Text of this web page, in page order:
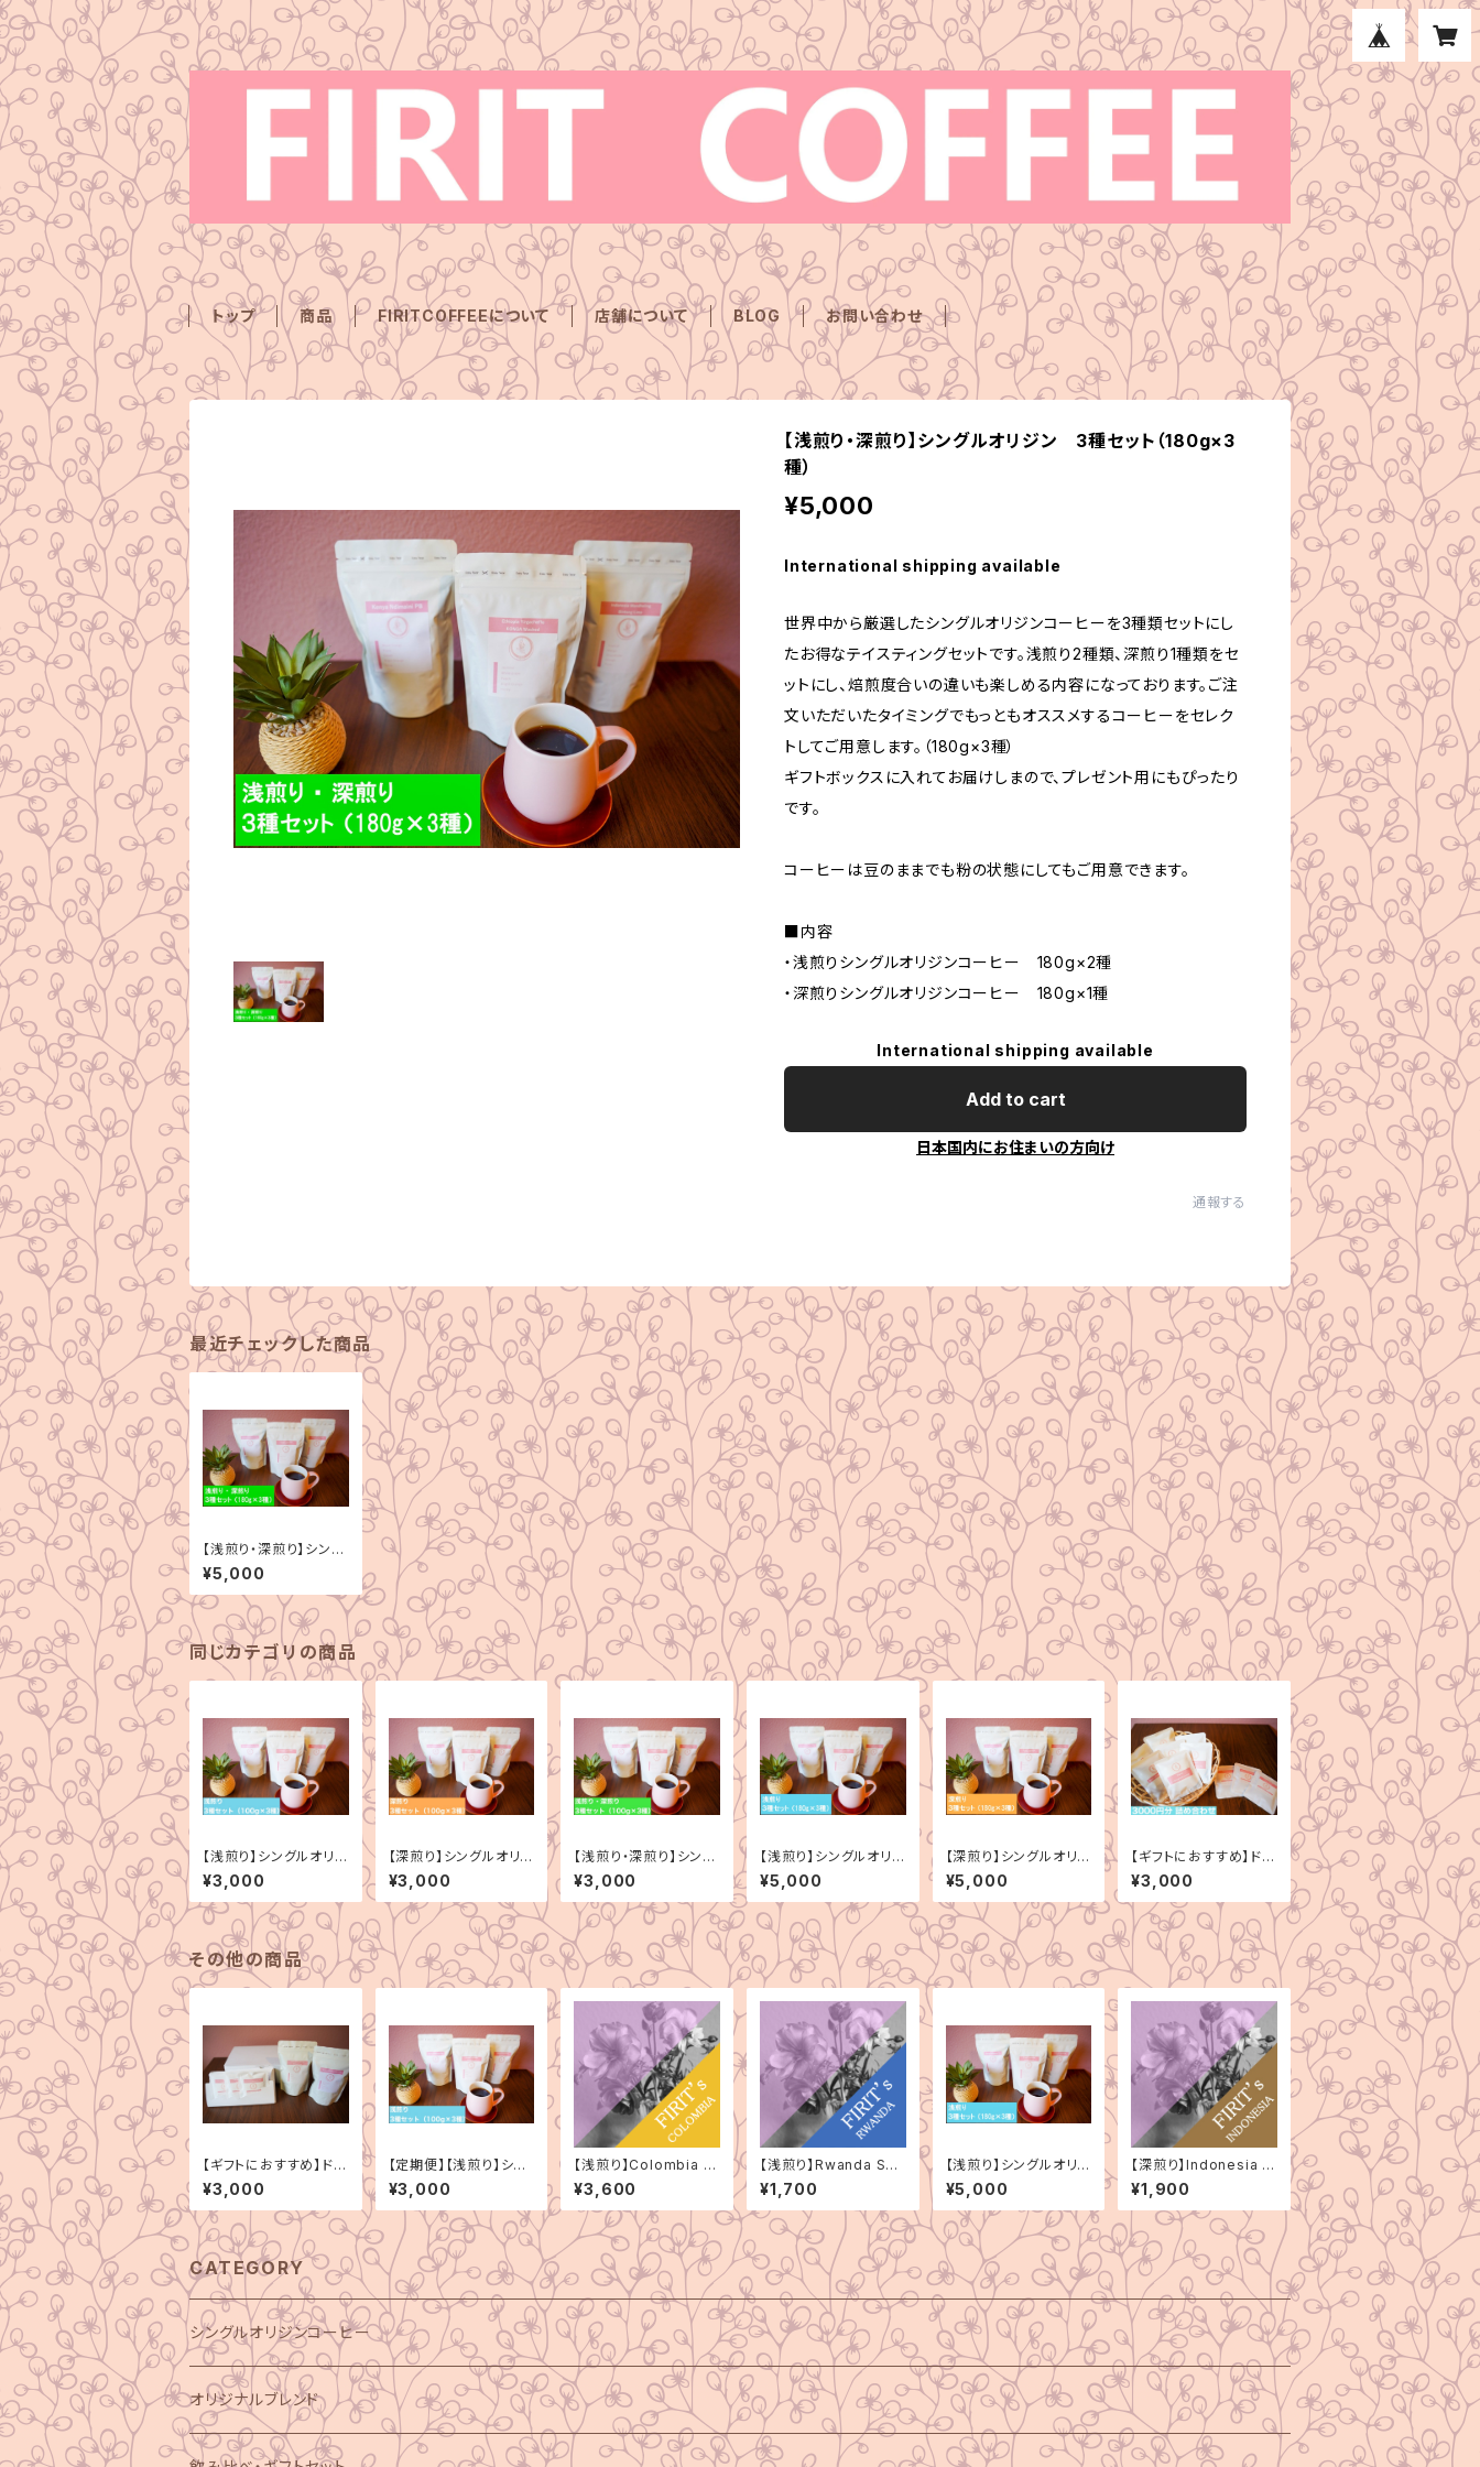
トップ 商品 FIRITCOFFEEについて 店舗について BLOG お問い合わせ
【浅煎り・深煎り】シングルオリジン 3種セット（180g×3
種）
¥5,000
International shipping available
世界中から厳選したシングルオリジンコーヒーを3種類セットにし
たお得なテイスティングセットです。浅煎り2種類、深煎り1種類をセ
ットにし、焙煎度合いの違いも楽しめる内容になっております。ご注
文いただいたタイミングでもっともオススメするコーヒーをセレク
トしてご用意します。（180g×3種）
ギフトボックスに入れてお届けしまので、プレゼント用にもぴったり
です。
コーヒーは豆のままでも粉の状態にしてもご用意できます。
■内容
・浅煎りシングルオリジンコーヒー 180g×2種
・深煎りシングルオリジンコーヒー 180g×1種
International shipping available
Add to cart
日本国内にお住まいの方向け
通報する
最近チェックした商品
【浅煎り・深煎り】シング
ルオリジン 3種セット
（180g×3種）
¥5,000
同じカテゴリの商品
【浅煎り】シングルオリジ
ン 3種セット（100g×
3種）
¥3,000
【深煎り】シングルオリジ
ン 3種セット（100g×
3種）
¥3,000
【浅煎り・深煎り】シング
ルオリジン 3種セット
（100g×3種）
¥3,000
【浅煎り】シングルオリジ
ン 3種セット（180g×
3種）
¥5,000
【深煎り】シングルオリジ
ン 3種セット（180g×
3種）
¥5,000
【ギフトにおすすめ】ドリ
ップバック詰め合わせ
（3000円分）
¥3,000
その他の商品
【ギフトにおすすめ】ドリ
ップバック3種＋シング
ルオリジンコーヒー100
g×2種（3000円分）
¥3,000
【定期便】【浅煎り】シン
グルオリジン 3種セッ
ト（100g×3種）
¥3,000
【浅煎り】Colombia El
Paraiso Double Ana
erobic Litchi（コロン
ビア エルパライソ ダ
ブルアナエロビック ラ
イチ）150g
¥3,600
【浅煎り】Rwanda Sky
Hill Coproca Washe
d（ルワンダ スカイヒル
コプロカ ウォッシュド）1
50g
¥1,700
【浅煎り】シングルオリジ
ン 3種セット（180g×
3種）
¥5,000
【深煎り】Indonesia M
andheling Bintang L
ima（インドネシア マン
デリン ビンタンリマ）15
0g
¥1,900
CATEGORY
シングルオリジンコーヒー
オリジナルブレンド